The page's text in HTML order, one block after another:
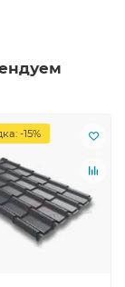
-15%